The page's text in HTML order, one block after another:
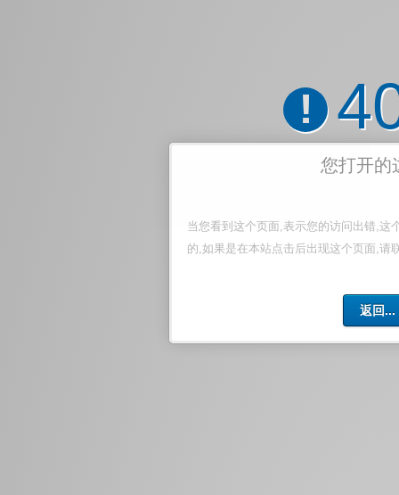
!
您打开的
当您看到这个页面,表示您的访问出错,这
的,如果是在本站点击后出现这个页面,请
返回...